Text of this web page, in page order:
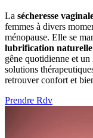
La sécheresse
femmes à divers
ménopause. Elle se
lubrification naturelle
gêne quotidienne et
solutions
retrouver confort et
Prendre Rdv